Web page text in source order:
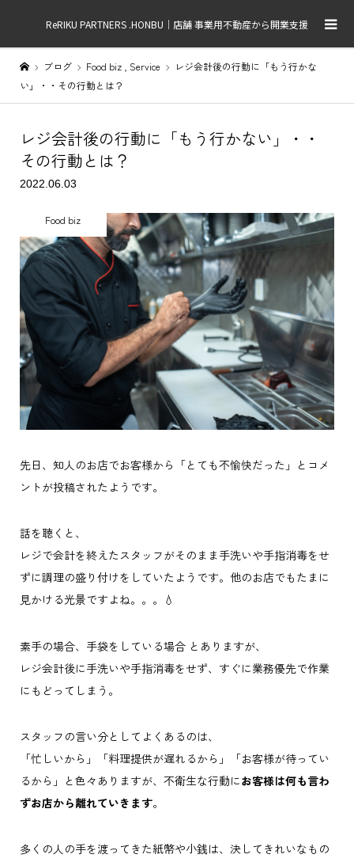
ReRIKU PARTNERS .HONBU｜店舗 事業用不動産から開業支援
ブログ Food biz Service
レジ会計後の行動に「もう行かな
い」・・その行動とは？
レジ会計後の行動に「もう行かない」・・
その行動とは？
2022.06.03
Food biz
先日、知人のお店でお客様から「とても不愉快だった」とコメ
ントが投稿されたようです。
話を聴くと、
レジで会計を終えたスタッフがそのまま手洗いや手指消毒をせ
ずに調理の盛り付けをしていたようです。他のお店でもたまに
見かける光景ですよね。。。💧
素手の場合、手袋をしている場合 とありますが、
レジ会計後に手洗いや手指消毒をせず、すぐに業務優先で作業
にもどってしまう。
スタッフの言い分としてよくあるのは、
「忙しいから」「料理提供が遅れるから」「お客様が待ってい
るから」と色々ありますが、不衛生な行動にお客様は何も言わ
ずお店から離れていきます。
多くの人の手を渡ってきた紙幣や小銭は、決してきれいなもの